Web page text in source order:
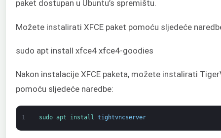
paket dostupan u Ubuntu’s spremištu.
Možete instalirati XFCE paket pomoću sljedeće
sudo apt install xfce4 xfce4-goodies
Nakon instalacije XFCE paketa, možete instalirati
pomoću sljedeće naredbe:
1 sudo apt install tightvncserver